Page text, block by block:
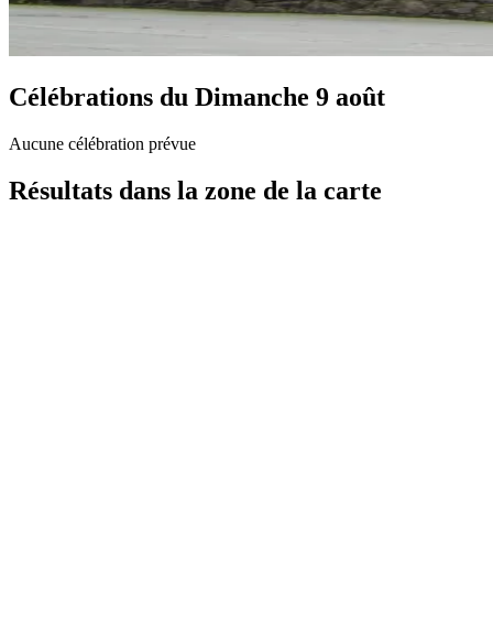
Célébrations du Dimanche 9 août
Aucune célébration prévue
Résultats dans la zone de la carte